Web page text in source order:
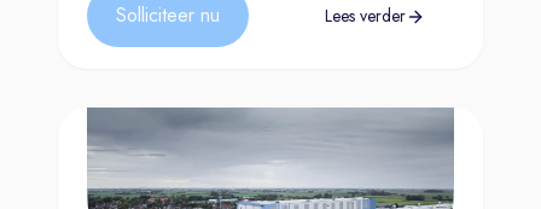
Solliciteer nu Lees verder